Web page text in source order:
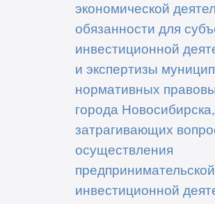
экономической
обязанности для
инвестиционной
и экспертизы
нормативных
города Новосибирска,
затрагивающих
осуществления
инвестиционной